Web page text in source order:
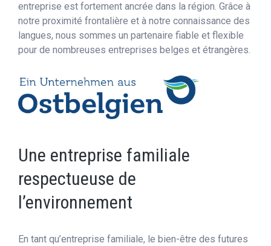
entreprise est fortement ancrée dans la région. Grâce à
notre proximité frontalière et à notre connaissance des
langues, nous sommes un partenaire fiable et flexible
pour de nombreuses entreprises belges et étrangères.
Une entreprise familiale
respectueuse de
l’environnement
En tant qu’entreprise familiale, le bien-être des futures